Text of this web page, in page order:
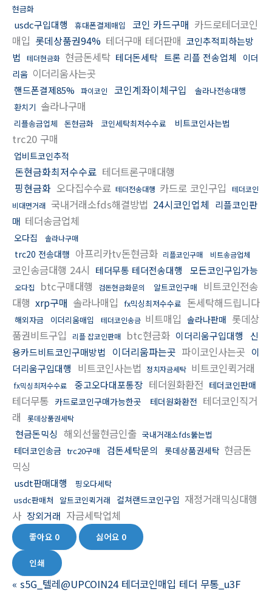
현금화
usdc구입대행 휴대폰결제매입 코인 카드구매 카드로테더코인
매입 롯데상품권94% 테더구매 테더판매 코인추적피하는방
법
테더현금화 현금돈세탁 테더돈세탁 트론 리플 전송업체 이더
리움 이더리움사는곳
핸드폰결제85% 파이코인 코인계좌이체구입
솔라나전송대행
환치기 솔라나구매
리플송금업체 돈현금화 코인세탁최저수수료 비트코인사는법
trc20 구매
업비트코인추적
돈현금화최저수수료 테더트론구매대행
핑현금화 오다집수수료 테더전송대행 카드로 코인구입
테더코인
비대면거래 국내거래소fds해결방법 24시코인업체 리플코인판
매 테더송금업체
오다집 솔라나구매
trc20 전송대행 아프리카tv돈현금화 리플코인구매 비트송금업체
코인송금대행 24시 테더무통 테더전송대행 모든코인구입가능
오다집 btc구매대행 검돈현금화문의 알트코인구매
비트코인전송
대행 xrp구매 솔라나매입 fx믹싱최저수수료 돈세탁해드립니다
해외자금 이더리움매입 테더코인송금 비트매입 솔라나판매 롯데상
품권비트구입
리플 잡코인판매 btc현금화 이더리움구입대행
신
용카드비트코인구매방법
이더리움파는곳 파이코인사는곳 이
더리움구입대행
비트코인사는법 정치자금세탁 비트코인퀵거래
fx믹싱최저수수료 중고오다대포통장 테더원화환전 테더코인판매
테더무통 카드로코인구매가능한곳 테더원화환전 테더코인직거
래
롯데상품권세탁
현금돈믹싱 해외선물현금인출 국내거래소fds뚫는법
테더코인송금 trc20구매 검돈세탁문의 롯데상품권세탁 현금돈
믹싱
usdt판매대행
핑오다세탁
usdc판매처
알트코인퀵거래 컬쳐랜드코인구입 재정거래믹싱대행
사 장외거래 자금세탁업체
좋아요 0 싫어요 0
인쇄
« s5G_텔레@UPCOIN24 테더코인매입 테더 무통_u3F